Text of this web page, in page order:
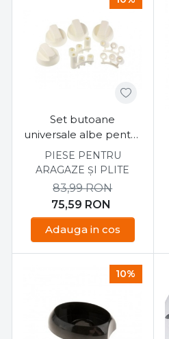
Set butoane
universale albe pentru
aragaze
PIESE PENTRU
ARAGAZE ȘI PLITE
75,59 RON
83,99RON
Adauga in cos
10%